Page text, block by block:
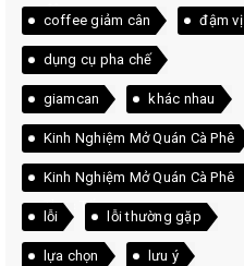
động
coffee giảm cân đậm vị
dụng cụ pha chế
giamcan khác nhau
Kinh Nghiệm Mở Quán Cà Phê
Kinh Nghiệm Mở Quán Cà Phê
Thực Tế
lỗi lỗi thường gặp
lựa chọn lưu ý